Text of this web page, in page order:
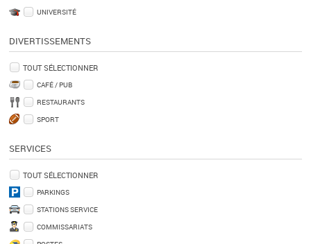
UNIVERSITÉ
DIVERTISSEMENTS
TOUT SÉLECTIONNER
CAFÉ / PUB
RESTAURANTS
SPORT
SERVICES
TOUT SÉLECTIONNER
PARKINGS
STATIONS SERVICE
COMMISSARIATS